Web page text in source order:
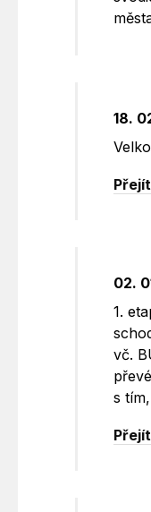
18.
02.
1.
vč.
s